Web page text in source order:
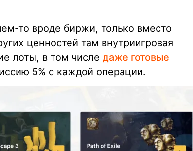
то вроде биржи, только вместо
ценностей там внутриигровая
лоты, в том числе даже готовые
5% с каждой операции.